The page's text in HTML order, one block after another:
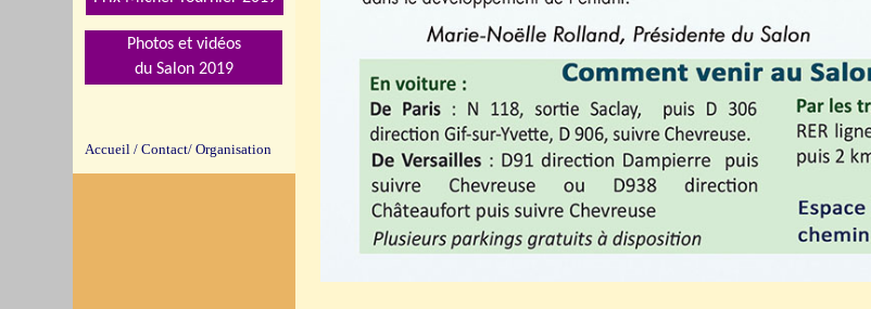
Accueil / Contact/ Organisation
Photos et vidéos
du Salon 2019